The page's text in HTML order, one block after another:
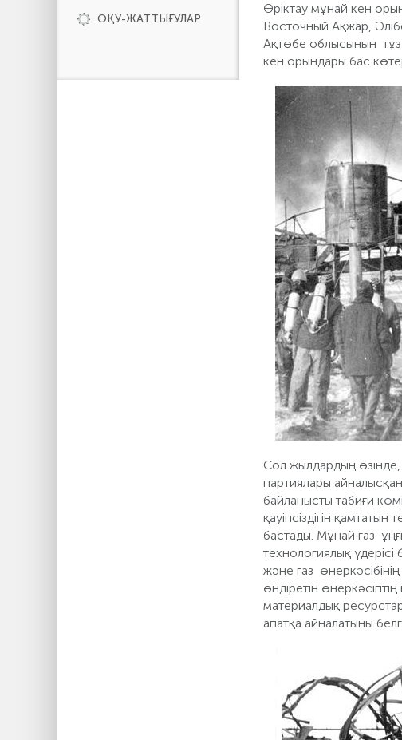
ОҚУ-ЖАТТЫҒУЛАР
Өріктау мұнай кен
Восточный Ақжар,
Ақтөбе облысының тұз
кен орындары бас
Сол жылдардың
партиялары
байланысты табиғи
қауіпсіздігін
бастады. Мұнай газ
технологиялық
және газ
өндіретін
материалдық
апатқа айналатыны